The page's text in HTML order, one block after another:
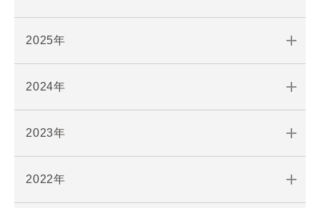
2025年
2024年
2023年
2022年